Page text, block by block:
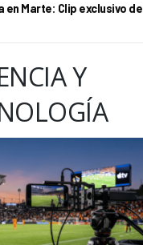
Marte: Clip exclusivo de
Y